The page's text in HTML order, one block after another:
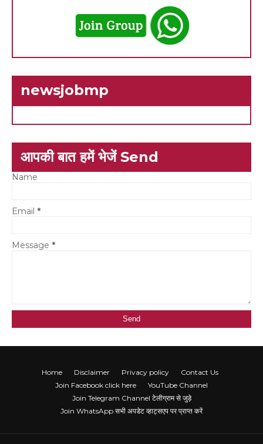
newsjobmp
आपकी बात हमें भेजें Send
Name
Email *
Message *
Home Disclaimer Privacy policy
Contact Us
Join Facebook click here
YouTube Channel
Join Telegram Channel टेलीग्राम से जुड़े
Join WhatsApp सभी अपडेट व्हाट्सएप पर प्राप्त करें